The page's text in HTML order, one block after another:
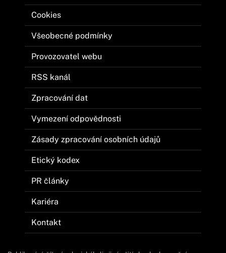
Cookies
Všeobecné podmínky
Provozovatel webu
RSS kanál
Zpracování dat
Vymezení odpovědnosti
Zásady zpracování osobních údajů
Etický kodex
PR články
Kariéra
Kontakt